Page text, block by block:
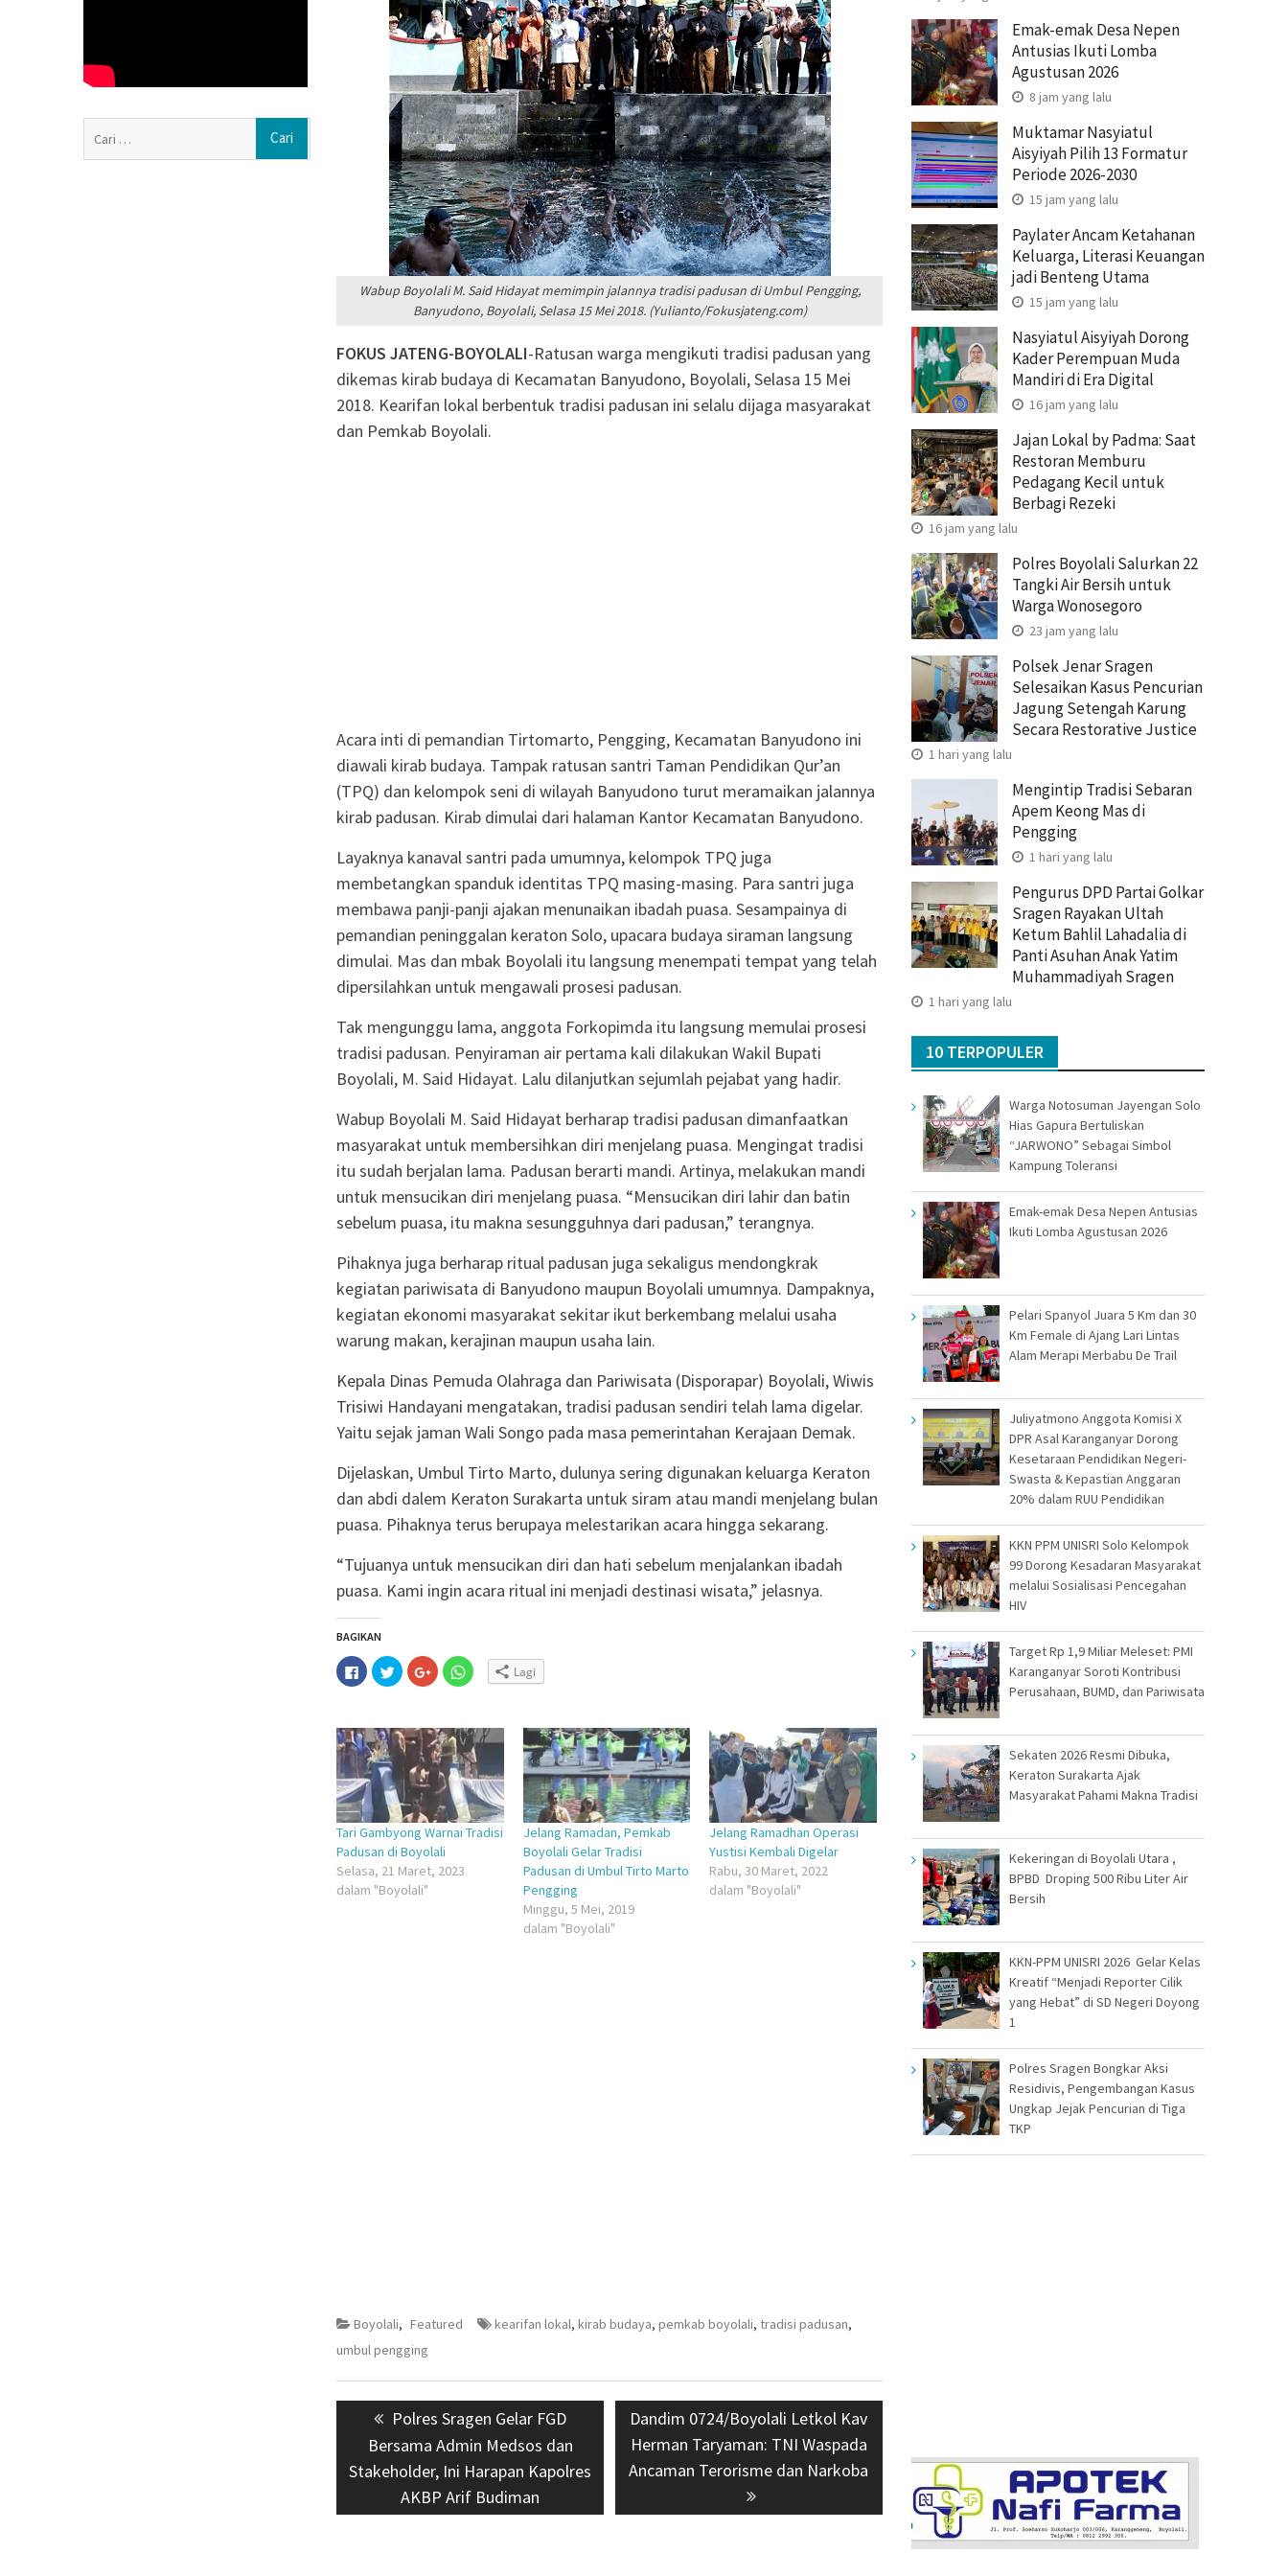
Rayakan Ultah Ketum Bahlil Lahadalia
di Panti Asuhan Anak Yatim
Muhammadiyah Sragen
Resmikan Gedung Baru KB Anak Sholeh
Ngasem, Bupati Karanganyar Dorong
Lingkungan Belajar Adaptif
Wabup Boyolali M. Said Hidayat memimpin jalannya tradisi padusan di Umbul Pengging,
Banyudono, Boyolali, Selasa 15 Mei 2018. (Yulianto/Fokusjateng.com)
FOKUS JATENG-BOYOLALI-Ratusan warga mengikuti tradisi padusan yang
dikemas kirab budaya di Kecamatan Banyudono, Boyolali, Selasa 15 Mei
2018. Kearifan lokal berbentuk tradisi padusan ini selalu dijaga masyarakat
dan Pemkab Boyolali.
Acara inti di pemandian Tirtomarto, Pengging, Kecamatan Banyudono ini
diawali kirab budaya. Tampak ratusan santri Taman Pendidikan Qur’an
(TPQ) dan kelompok seni di wilayah Banyudono turut meramaikan jalannya
kirab padusan. Kirab dimulai dari halaman Kantor Kecamatan Banyudono.
Layaknya kanaval santri pada umumnya, kelompok TPQ juga
membetangkan spanduk identitas TPQ masing-masing. Para santri juga
membawa panji-panji ajakan menunaikan ibadah puasa. Sesampainya di
pemandian peninggalan keraton Solo, upacara budaya siraman langsung
dimulai. Mas dan mbak Boyolali itu langsung menempati tempat yang telah
dipersilahkan untuk mengawali prosesi padusan.
Tak mengunggu lama, anggota Forkopimda itu langsung memulai prosesi
tradisi padusan. Penyiraman air pertama kali dilakukan Wakil Bupati
Boyolali, M. Said Hidayat. Lalu dilanjutkan sejumlah pejabat yang hadir.
Wabup Boyolali M. Said Hidayat berharap tradisi padusan dimanfaatkan
masyarakat untuk membersihkan diri menjelang puasa. Mengingat tradisi
itu sudah berjalan lama. Padusan berarti mandi. Artinya, melakukan mandi
untuk mensucikan diri menjelang puasa. “Mensucikan diri lahir dan batin
sebelum puasa, itu makna sesungguhnya dari padusan,” terangnya.
Pihaknya juga berharap ritual padusan juga sekaligus mendongkrak
kegiatan pariwisata di Banyudono maupun Boyolali umumnya. Dampaknya,
kegiatan ekonomi masyarakat sekitar ikut berkembang melalui usaha
warung makan, kerajinan maupun usaha lain.
Kepala Dinas Pemuda Olahraga dan Pariwisata (Disporapar) Boyolali, Wiwis
Trisiwi Handayani mengatakan, tradisi padusan sendiri telah lama digelar.
Yaitu sejak jaman Wali Songo pada masa pemerintahan Kerajaan Demak.
Dijelaskan, Umbul Tirto Marto, dulunya sering digunakan keluarga Keraton
dan abdi dalem Keraton Surakarta untuk siram atau mandi menjelang bulan
puasa. Pihaknya terus berupaya melestarikan acara hingga sekarang.
“Tujuanya untuk mensucikan diri dan hati sebelum menjalankan ibadah
puasa. Kami ingin acara ritual ini menjadi destinasi wisata,” jelasnya.
BAGIKAN
Klik
untuk
membagikan
di
jendela
yang
baru)
Klik
untuk
berbagi
di
jendela
yang
baru)
Klik
untuk
berbagi
(Membuka
di
jendela
yang
baru)
Klik
untuk
di
jendela
yang
baru)
Lagi
Tari Gambyong Warnai Tradisi
Padusan di Boyolali
Selasa, 21 Maret, 2023
dalam "Boyolali"
Jelang Ramadan, Pemkab
Boyolali Gelar Tradisi
Padusan di Umbul Tirto Marto
Pengging
Minggu, 5 Mei, 2019
dalam "Boyolali"
Jelang Ramadhan Operasi
Yustisi Kembali Digelar
Rabu, 30 Maret, 2022
dalam "Boyolali"
Boyolali, Featured kearifan lokal, kirab budaya, pemkab boyolali, tradisi padusan,
umbul pengging
Navigasi
Previous
post:
Polres Sragen Gelar FGD
Bersama Admin Medsos dan
Stakeholder, Ini Harapan Kapolres
AKBP Arif Budiman
Next
post:
Dandim 0724/Boyolali Letkol Kav
Herman Taryaman: TNI Waspada
Ancaman Terorisme dan Narkoba
Emak-emak Desa Nepen
Antusias Ikuti Lomba
Agustusan 2026
8 jam yang lalu
Muktamar Nasyiatul
Aisyiyah Pilih 13 Formatur
Periode 2026-2030
15 jam yang lalu
Paylater Ancam Ketahanan
Keluarga, Literasi Keuangan
jadi Benteng Utama
15 jam yang lalu
Nasyiatul Aisyiyah Dorong
Kader Perempuan Muda
Mandiri di Era Digital
16 jam yang lalu
Jajan Lokal by Padma: Saat
Restoran Memburu
Pedagang Kecil untuk
Berbagi Rezeki
16 jam yang lalu
Polres Boyolali Salurkan 22
Tangki Air Bersih untuk
Warga Wonosegoro
23 jam yang lalu
Polsek Jenar Sragen
Selesaikan Kasus Pencurian
Jagung Setengah Karung
Secara Restorative Justice
1 hari yang lalu
Mengintip Tradisi Sebaran
Apem Keong Mas di
Pengging
1 hari yang lalu
Pengurus DPD Partai Golkar
Sragen Rayakan Ultah
Ketum Bahlil Lahadalia di
Panti Asuhan Anak Yatim
Muhammadiyah Sragen
1 hari yang lalu
10 TERPOPULER
Warga Notosuman Jayengan Solo
Hias Gapura Bertuliskan
“JARWONO” Sebagai Simbol
Kampung Toleransi
Emak-emak Desa Nepen Antusias
Ikuti Lomba Agustusan 2026
Pelari Spanyol Juara 5 Km dan 30
Km Female di Ajang Lari Lintas
Alam Merapi Merbabu De Trail
Juliyatmono Anggota Komisi X
DPR Asal Karanganyar Dorong
Kesetaraan Pendidikan Negeri-
Swasta & Kepastian Anggaran
20% dalam RUU Pendidikan
KKN PPM UNISRI Solo Kelompok
99 Dorong Kesadaran Masyarakat
melalui Sosialisasi Pencegahan
HIV
Target Rp 1,9 Miliar Meleset: PMI
Karanganyar Soroti Kontribusi
Perusahaan, BUMD, dan Pariwisata
Sekaten 2026 Resmi Dibuka,
Keraton Surakarta Ajak
Masyarakat Pahami Makna Tradisi
Kekeringan di Boyolali Utara ,
BPBD Droping 500 Ribu Liter Air
Bersih
KKN-PPM UNISRI 2026 Gelar Kelas
Kreatif “Menjadi Reporter Cilik
yang Hebat” di SD Negeri Doyong
1
Polres Sragen Bongkar Aksi
Residivis, Pengembangan Kasus
Ungkap Jejak Pencurian di Tiga
TKP